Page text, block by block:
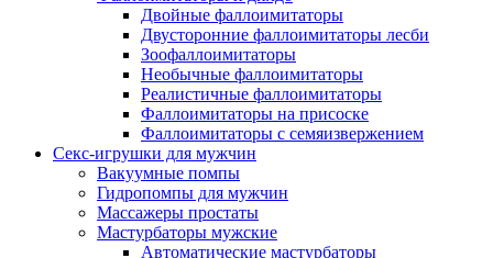
Двойные фаллоимитаторы
Двусторонние фаллоимитаторы лесби
Зоофаллоимитаторы
Необычные фаллоимитаторы
Реалистичные фаллоимитаторы
Фаллоимитаторы на присоске
Фаллоимитаторы с семяизвержением
Секс-игрушки для мужчин
Вакуумные помпы
Гидропомпы для мужчин
Массажеры простаты
Мастурбаторы мужские
Автоматические мастурбаторы